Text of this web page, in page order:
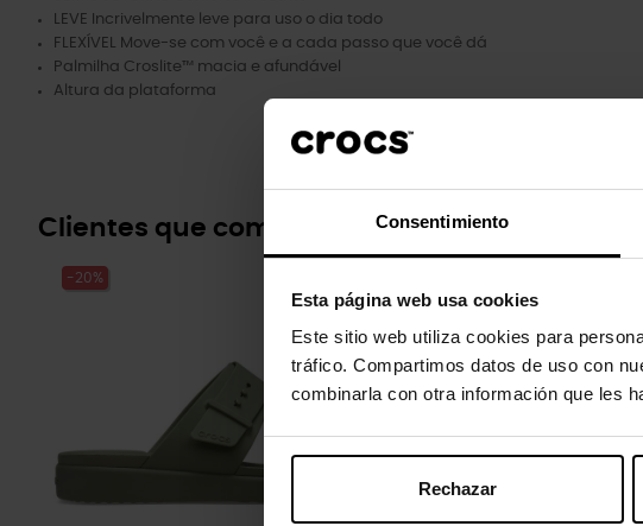
Consentimiento
Esta página web usa cookies
Este sitio web utiliza cookies para
tráfico. Compartimos datos de uso con
combinarla con otra información que les
Rechazar
LEVE Incrivelmente leve para uso o dia todo
FLEXÍVEL Move-se com você e a cada passo que você dá
Palmilha Croslite™ macia e afundável
Altura da plataforma
Clientes que compraram este produto
-20%